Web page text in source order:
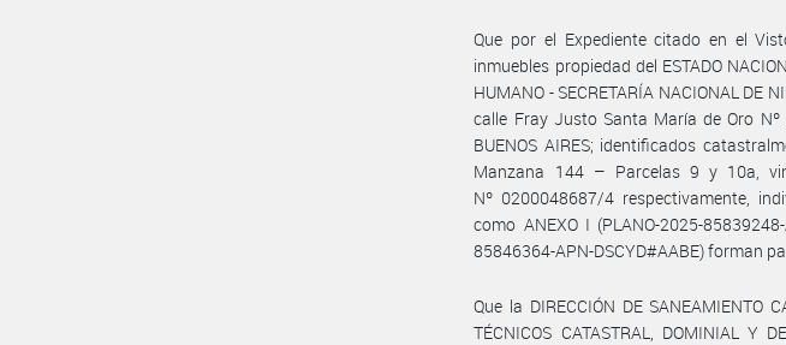
Que por el Expediente citado en el
inmuebles propiedad del ESTADO
HUMANO - SECRETARÍA NACIONAL DE
calle Fray Justo Santa María de Oro Nº
BUENOS AIRES; identificados
Manzana 144 – Parcelas 9 y 10a,
Nº 0200048687/4 respectivamente,
como ANEXO I (PLANO-2025-
85846364-APN-DSCYD#AABE) forman
Que la DIRECCIÓN DE SANEAMIENTO
TÉCNICOS CATASTRAL, DOMINIAL Y